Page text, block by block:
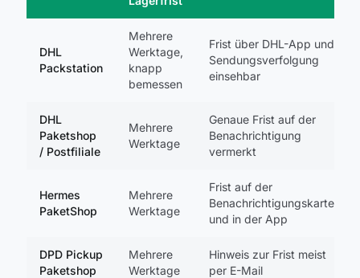
DHL
Packstation
Mehrere
Werktage,
knapp
bemessen
Frist über DHL-App und
Sendungsverfolgung
einsehbar
DHL
Paketshop
/ Postfiliale
Mehrere
Werktage
Genaue Frist auf der
Benachrichtigung
vermerkt
Hermes
PaketShop
Mehrere
Werktage
Frist auf der
Benachrichtigungskarte
und in der App
DPD Pickup
Paketshop
Mehrere
Werktage
Hinweis zur Frist meist
per E-Mail